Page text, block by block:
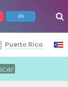
EN
Puerto Rico